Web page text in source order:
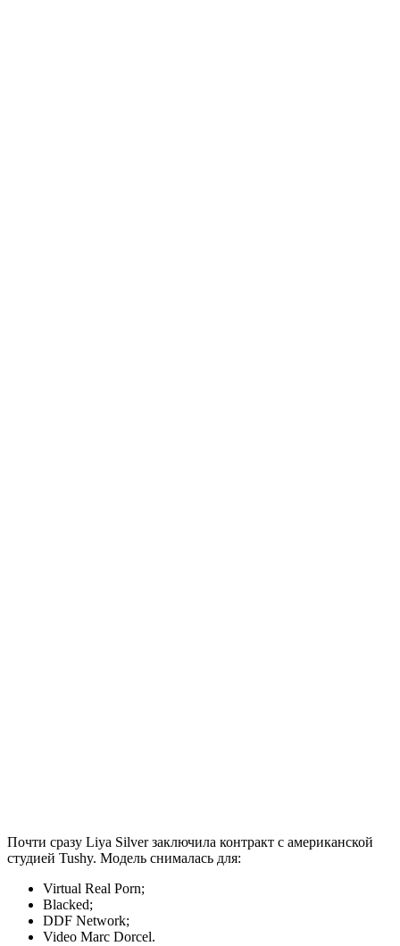
Почти сразу Liya Silver заключила контракт с американской
студией Tushy. Модель снималась для:
Virtual Real Porn;
Blacked;
DDF Network;
Video Marc Dorcel.